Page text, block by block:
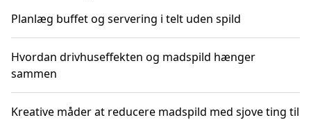
Planlæg buffet og servering i telt uden spild
Hvordan drivhuseffekten og madspild hænger
sammen
Kreative måder at reducere madspild med sjove ting til